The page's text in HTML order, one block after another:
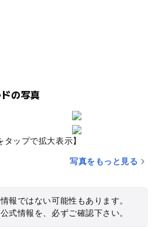
の写真
タップで拡大表示】
写真をもっと見る
報ではない可能性もあります。
式情報を、必ずご確認下さい。